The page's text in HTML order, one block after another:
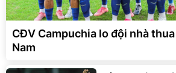
CĐV Campuchia lo đội nhà
Nam